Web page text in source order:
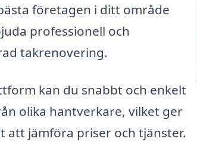
företagen i ditt område
professionell och
takrenovering.
kan du snabbt och enkelt
olika hantverkare, vilket ger
att jämföra priser och tjänster.